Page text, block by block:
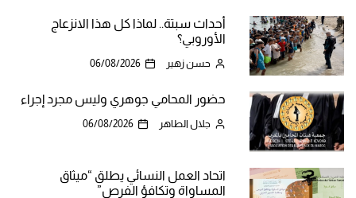
أحداث سبتة.. لماذا كل هذا الانزعاج
الأوروبي؟
حسن زهير 06/08/2026
حضور المحامي جوهري وليس مجرد إجراء
جلال الطاهر 06/08/2026
اتحاد العمل النسائي يطلق “ميثاق
المساواة وتكافؤ الفرص”